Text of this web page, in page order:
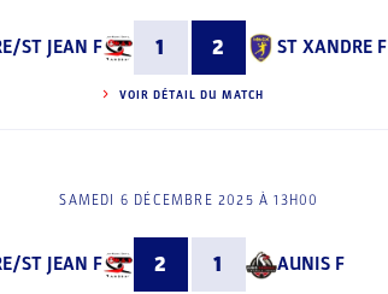
ST JEAN F 1 2 ST XANDRE F
VOIR DÉTAIL DU MATCH
SAMEDI 6 DÉCEMBRE 2025 À 13H00
ST JEAN F 2 1 AUNIS F